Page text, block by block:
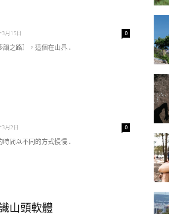
3月15日 0
韻之路］，這個在山界...
3月2日 0
間以不同的方式慢慢...
山頭軟體